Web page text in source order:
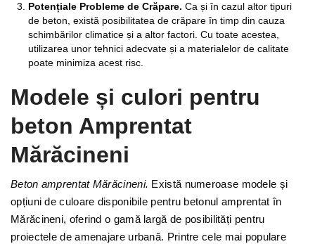
Potențiale Probleme de Crăpare. Ca și în cazul altor tipuri
de beton, există posibilitatea de crăpare în timp din cauza
schimbărilor climatice și a altor factori. Cu toate acestea,
utilizarea unor tehnici adecvate și a materialelor de calitate
poate minimiza acest risc.
Modele și culori pentru
beton Amprentat
Mărăcineni
Beton amprentat Mărăcineni. Există numeroase modele și
opțiuni de culoare disponibile pentru betonul amprentat în
Mărăcineni, oferind o gamă largă de posibilități pentru
proiectele de amenajare urbană. Printre cele mai populare